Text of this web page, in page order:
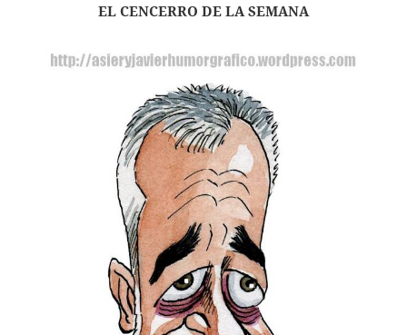
EL CENCERRO DE LA SEMANA